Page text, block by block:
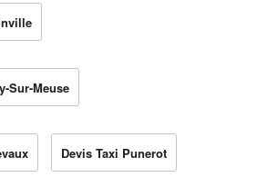
Sur-Meuse
Devis Taxi Punerot